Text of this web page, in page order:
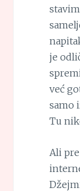
stavim
je
već
samo
Tu
Ali